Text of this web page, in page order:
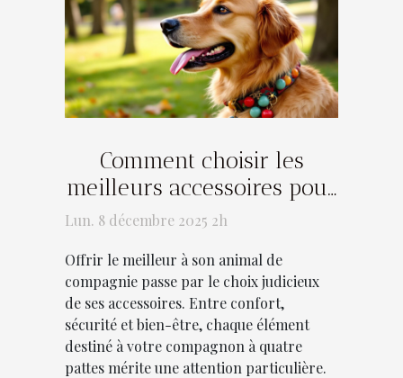
Comment choisir les
meilleurs accessoires pour
votre compagnon à quatre
Lun. 8 décembre 2025 2h
Offrir le meilleur à son animal de
compagnie passe par le choix judicieux
de ses accessoires. Entre confort,
sécurité et bien-être, chaque élément
destiné à votre compagnon à quatre
pattes mérite une attention particulière.